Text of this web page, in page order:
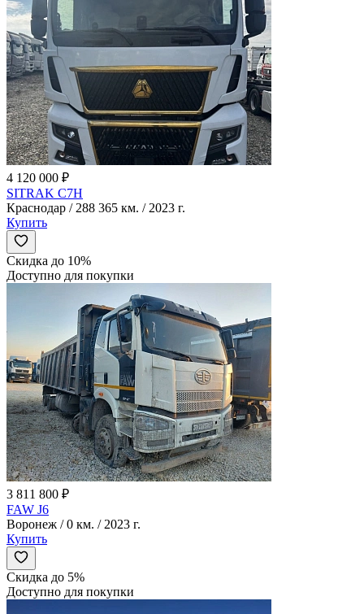
4 120 000 ₽
SITRAK C7H
Краснодар / 288 365 км. / 2023 г.
Купить
Скидка до 10%
Доступно для покупки
3 811 800 ₽
FAW J6
Воронеж / 0 км. / 2023 г.
Купить
Скидка до 5%
Доступно для покупки